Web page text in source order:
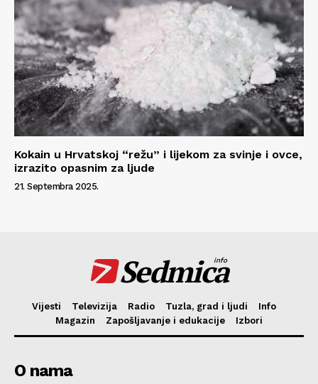
Kokain u Hrvatskoj “režu” i lijekom za svinje i ovce,
izrazito opasnim za ljude
21. Septembra 2025.
Sedmica
info
Vijesti Televizija Radio Tuzla, grad i ljudi
Info
Magazin
Zapošljavanje i edukacije Izbori
O nama